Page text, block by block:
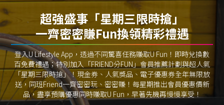
超強盛事「星期三限時搶」
一齊密密賺Fun換領精彩禮遇
登入U Lifestyle App，透過不同驚喜任務賺取U Fun！即時兌換數
百免費禮遇；特別加入「FRIEND分FUN」會員推薦計劃與超人氣
「星期三限時搶」！現金券、人氣獎品、電子優惠券全年無限放
送，同班Friend一齊密密玩、密密賺！每星期推出會員優惠價新
品，盡享預購優惠同時賺取U Fun，早著先機再慢慢享受！